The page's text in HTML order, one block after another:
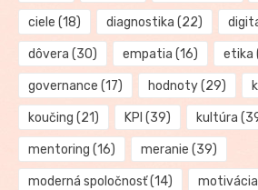
ciele (18) diagnostika (22)
dôvera (30) empatia (16) etika
governance (17) hodnoty(29)
koučing (21) KPI (39) kultúra
mentoring (16) meranie (39)
moderná spoločnosť(14) motivácia